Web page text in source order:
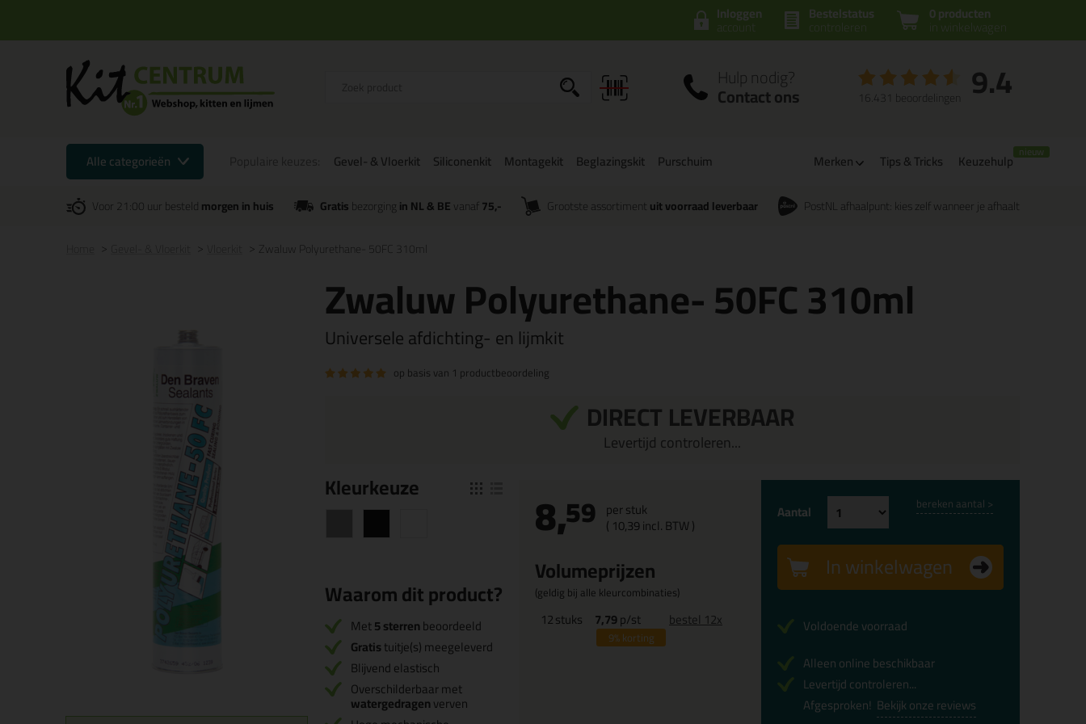
0 producten
in winkelwagen
Bestelstatus
controleren
Inloggen
account
Hulp nodig?
Contact ons 9.4
16.431 beoordelingen
Alle categorieën Gevel- & Vloerkit Siliconenkit Montagekit Beglazingskit Purschuim Merken Tips & Tricks Keuzehulp
Voor 21:00 uur besteldmorgen in huis Gratisbezorgingin NL & BEvanaf 75,- Grootste assortiment uit voorraad leverbaar PostNL afhaalpunt: kies zelf wanneer je afhaalt
Zwaluw Polyurethane- 50FC 310ml
Zwaluw Polyurethane- 50FC 310ml
Universele afdichting- en lijmkit
op basis van 1 productbeoordeling
DIRECT LEVERBAAR
Levertijd controleren...
Kleurkeuze
Waarom dit product?
Met5 sterrenbeoordeeld
Gratistuitje(s) meegeleverd
Blijvend elastisch
Overschilderbaar met
watergedragenverven
8,59 per stuk
( 10,39incl. BTW )
Volumeprijzen
(geldig bij alle kleurcombinaties)
12stuks 7,79p/st
9%korting
bestel 12x
Aantal bereken aantal >
In winkelwagen
Voldoende voorraad
Alleen online beschikbaar
Levertijd controleren...
Afgesproken! Bekijk onze reviews